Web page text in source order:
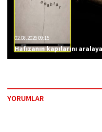
02.08.2026 09:15
Hafızanın kapılarını
YORUMLAR